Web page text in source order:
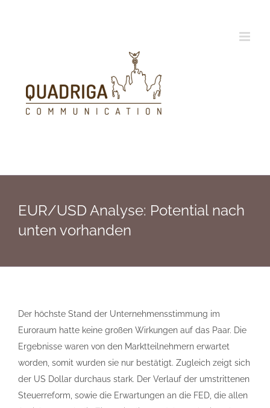
EUR/USD Analyse: Potential nach
unten vorhanden
Der höchste Stand der Unternehmensstimmung im
Euroraum hatte keine großen Wirkungen auf das Paar. Die
Ergebnisse waren von den Marktteilnehmern erwartet
worden, somit wurden sie nur bestätigt. Zugleich zeigt sich
der US Dollar durchaus stark. Der Verlauf der umstrittenen
Steuerreform, sowie die Erwartungen an die FED, die allen